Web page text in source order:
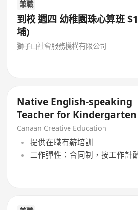
兼職
到校 週四 幼稚園珠心算班
埔)
獅子山社會服務機構有限公司
Native English-speaking
Teacher for
Nursery Children
Canaan Creative Education
提供在職有薪培訓
工作彈性：合同制，按工作計